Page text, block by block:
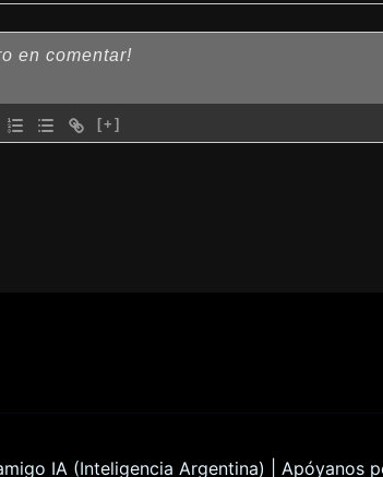
[+]
IA (Inteligencia Argentina) | Apóyanos